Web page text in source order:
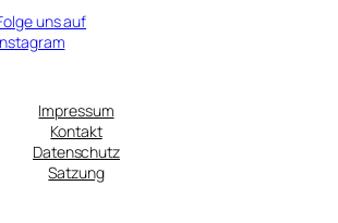
uns auf
Impressum
Kontakt
Datenschutz
Satzung